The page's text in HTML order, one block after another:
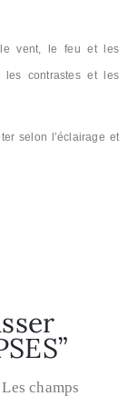
le vent, le feu et les
les contrastes et les
selon l’éclairage et
Les champs